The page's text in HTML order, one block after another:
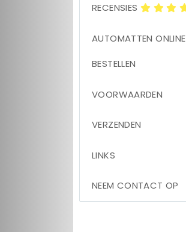
RECENSIES
AUTOMATTEN ONLINE
BESTELLEN
VOORWAARDEN
VERZENDEN
LINKS
NEEM CONTACT OP